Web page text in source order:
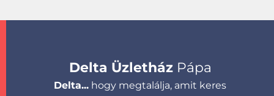
Delta ÜzletházPápa
Delta... hogy megtalálja, amit keres